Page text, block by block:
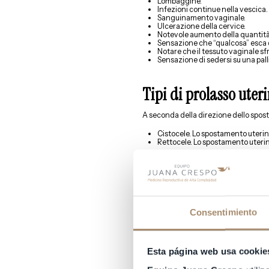
Consentimiento
Esta página web usa
Infezioni continue nella vescica.
Sanguinamento vaginale.
Ulcerazione della cervice.
Notevole aumento della
Sensazione che “qualcosa” esca
Notare che il tessuto vaginale
Sensazione di sedersi su una
Tipi di prolasso
A seconda della direzione dello
Cistocele. Lo spostamento
Rettocele. Lo spostamento
Grado 1. L’utero è disceso, ma il
Grado 3. L’utero è fino a 1 cm.
riproduzione